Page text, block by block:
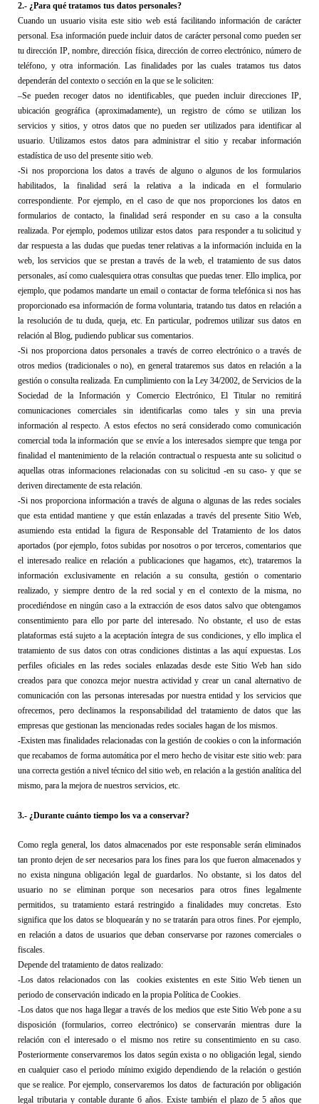
2.- ¿Para qué tratamos tus datos personales?
Cuando un usuario visita este sitio web está facilitando información de carácter
personal. Esa información puede incluir datos de carácter personal como pueden ser
tu dirección IP, nombre, dirección física, dirección de correo electrónico, número de
teléfono, y otra información. Las finalidades por las cuales tratamos tus datos
dependerán del contexto o sección en la que se le soliciten:
–Se pueden recoger datos no identificables, que pueden incluir direcciones IP,
ubicación geográfica (aproximadamente), un registro de cómo se utilizan los
servicios y sitios, y otros datos que no pueden ser utilizados para identificar al
usuario. Utilizamos estos datos para administrar el sitio y recabar información
estadística de uso del presente sitio web.
-Si nos proporciona los datos a través de alguno o algunos de los formularios
habilitados, la finalidad será la relativa a la indicada en el formulario
correspondiente. Por ejemplo, en el caso de que nos proporciones los datos en
formularios de contacto, la finalidad será responder en su caso a la consulta
realizada. Por ejemplo, podemos utilizar estos datos para responder a tu solicitud y
dar respuesta a las dudas que puedas tener relativas a la información incluida en la
web, los servicios que se prestan a través de la web, el tratamiento de sus datos
personales, así como cualesquiera otras consultas que puedas tener. Ello implica, por
ejemplo, que podamos mandarte un email o contactar de forma telefónica si nos has
proporcionado esa información de forma voluntaria, tratando tus datos en relación a
la resolución de tu duda, queja, etc. En particular, podremos utilizar sus datos en
relación al Blog, pudiendo publicar sus comentarios.
-Si nos proporciona datos personales a través de correo electrónico o a través de
otros medios (tradicionales o no), en general trataremos sus datos en relación a la
gestión o consulta realizada. En cumplimiento con la Ley 34/2002, de Servicios de la
Sociedad de la Información y Comercio Electrónico, El Titular no remitirá
comunicaciones comerciales sin identificarlas como tales y sin una previa
información al respecto. A estos efectos no será considerado como comunicación
comercial toda la información que se envíe a los interesados siempre que tenga por
finalidad el mantenimiento de la relación contractual o respuesta ante su solicitud o
aquellas otras informaciones relacionadas con su solicitud -en su caso- y que se
deriven directamente de esta relación.
-Si nos proporciona información a través de alguna o algunas de las redes sociales
que esta entidad mantiene y que están enlazadas a través del presente Sitio Web,
asumiendo esta entidad la figura de Responsable del Tratamiento de los datos
aportados (por ejemplo, fotos subidas por nosotros o por terceros, comentarios que
el interesado realice en relación a publicaciones que hagamos, etc), trataremos la
información exclusivamente en relación a su consulta, gestión o comentario
realizado, y siempre dentro de la red social y en el contexto de la misma, no
procediéndose en ningún caso a la extracción de esos datos salvo que obtengamos
consentimiento para ello por parte del interesado. No obstante, el uso de estas
plataformas está sujeto a la aceptación íntegra de sus condiciones, y ello implica el
tratamiento de sus datos con otras condiciones distintas a las aquí expuestas. Los
perfiles oficiales en las redes sociales enlazadas desde este Sitio Web han sido
creados para que conozca mejor nuestra actividad y crear un canal alternativo de
comunicación con las personas interesadas por nuestra entidad y los servicios que
ofrecemos, pero declinamos la responsabilidad del tratamiento de datos que las
empresas que gestionan las mencionadas redes sociales hagan de los mismos.
-Existen mas finalidades relacionadas con la gestión de cookies o con la información
que recabamos de forma automática por el mero hecho de visitar este sitio web: para
una correcta gestión a nivel técnico del sitio web, en relación a la gestión analítica del
mismo, para la mejora de nuestros servicios, etc.
3.- ¿Durante cuánto tiempo los va a conservar?
Como regla general, los datos almacenados por este responsable serán eliminados
tan pronto dejen de ser necesarios para los fines para los que fueron almacenados y
no exista ninguna obligación legal de guardarlos. No obstante, si los datos del
usuario no se eliminan porque son necesarios para otros fines legalmente
permitidos, su tratamiento estará restringido a finalidades muy concretas. Esto
significa que los datos se bloquearán y no se tratarán para otros fines. Por ejemplo,
en relación a datos de usuarios que deban conservarse por razones comerciales o
fiscales.
Depende del tratamiento de datos realizado:
-Los datos relacionados con las  cookies existentes en este Sitio Web tienen un
periodo de conservación indicado en la propia Política de Cookies.
-Los datos que nos haga llegar a través de los medios que este Sitio Web pone a su
disposición (formularios, correo electrónico) se conservarán mientras dure la
relación con el interesado o el mismo nos retire su consentimiento en su caso.
Posteriormente conservaremos los datos según exista o no obligación legal, siendo
en cualquier caso el periodo mínimo exigido dependiendo de la relación o gestión
que se realice. Por ejemplo, conservaremos los datos de facturación por obligación
legal tributaria y contable durante 6 años. Existe también el plazo de 5 años que